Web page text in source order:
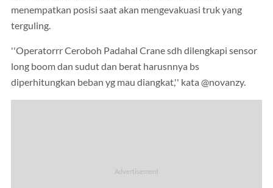
menempatkan posisi saat akan mengevakuasi truk yang
terguling.
''Operatorrr Ceroboh Padahal Crane sdh dilengkapi sensor
long boom dan sudut dan berat harusnnya bs
diperhitungkan beban yg mau diangkat,'' kata @novanzy.